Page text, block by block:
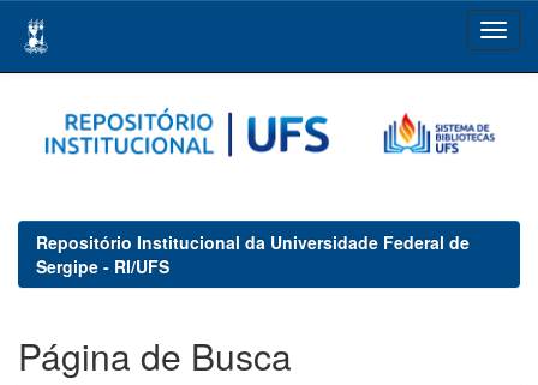
navigation
Repositório Institucional da Universidade Federal de
Sergipe - RI/UFS
Página de Busca